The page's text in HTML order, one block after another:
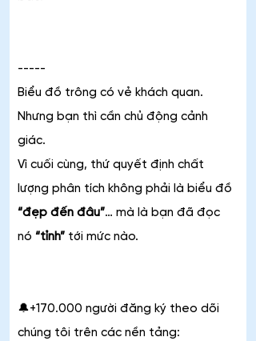
-----
Biểu đồ trông có vẻ khách quan.
Nhưng bạn thì cần chủ động cảnh
giác.
Vì cuối cùng, thứ quyết định chất
lượng phân tích không phải là biểu đồ
“đẹp đến đâu”… mà là bạn đã đọc
nó “tỉnh” tới mức nào.
🔔+170.000 người đăng ký theo dõi
chúng tôi trên các nền tảng: